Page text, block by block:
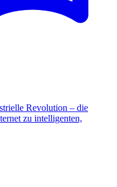
Revolution – die
zu intelligenten,